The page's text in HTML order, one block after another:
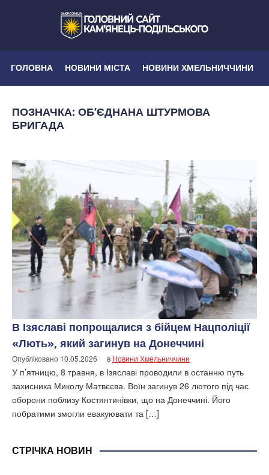
ГОЛОВНА НОВИНИ МІСТА НОВИНИ ХМЕЛЬНИЧЧИНИ
ПОЗНАЧКА: ОБ’ЄДНАНА ШТУРМОВА
БРИГАДА
В Ізяславі попрощалися з бійцем Нацполіції
«Лють», який загинув на Донеччині
Опубліковано 10.05.2026 в Новини Хмельниччини
У п’ятницю, 8 травня, в Ізяславі проводили в останню путь
захисника Миколу Матвєєва. Воїн загинув 26 лютого під час
оборони поблизу Костянтинівки, що на Донеччині. Його
побратими змогли евакуювати та […]
СТРІЧКА НОВИН